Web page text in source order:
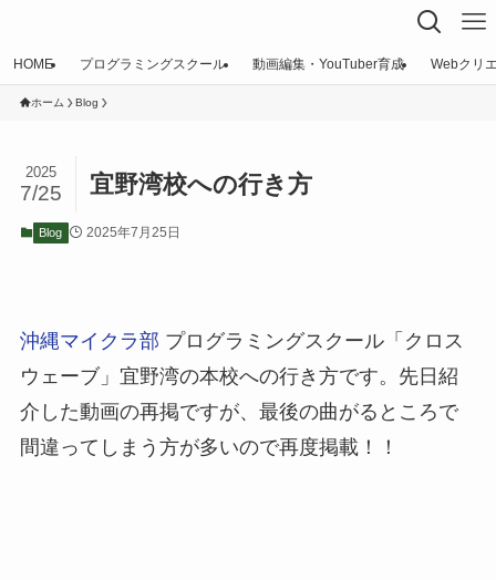
HOME プログラミングスクール 動画編集・YouTuber育成 Webクリ
ホーム Blog
宜野湾校への行き方
2025
7/25
Blog 2025年7月25日
沖縄マイクラ部 プログラミングスクール「クロス
ウェーブ」宜野湾の本校への行き方です。先日紹
介した動画の再掲ですが、最後の曲がるところで
間違ってしまう方が多いので再度掲載！！